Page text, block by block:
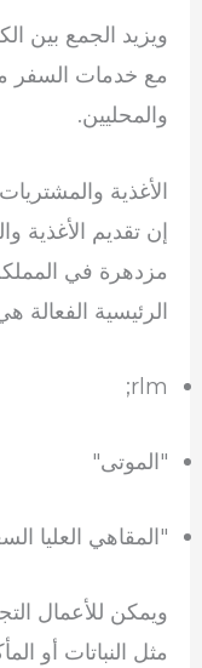
ويزيد الجمع بين
مع خدمات السفر
والمحليين.
الأغذية والمشتريات
إن تقديم الأغذية
مزدهرة في
الرئيسية الفعالة
rlm;
"الموتى"
"المقاهي العليا
ويمكن للأعمال
مثل النباتات أو